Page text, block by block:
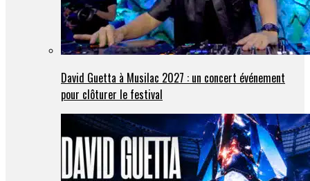
David Guetta à Musilac 2027 : un concert événement
pour clôturer le festival